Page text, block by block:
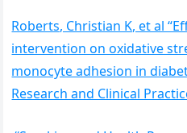
Roberts, Christian K, et al
intervention on oxidative
monocyte adhesion in
Research and Clinical